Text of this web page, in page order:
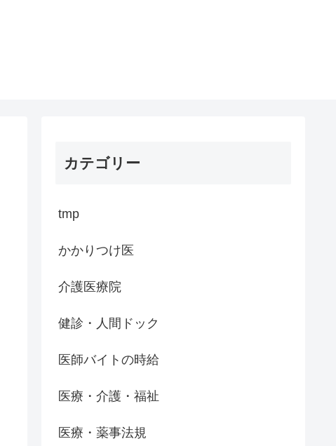
カテゴリー
tmp
かかりつけ医
介護医療院
健診・人間ドック
医師バイトの時給
医療・介護・福祉
医療・薬事法規